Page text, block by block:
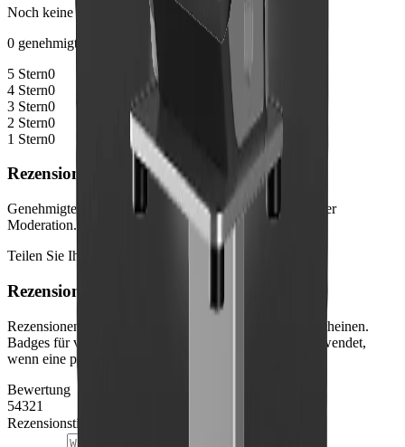
Noch keine Bewertungen
0 genehmigte Rezensionen
5 Stern0
4 Stern0
3 Stern0
2 Stern0
1 Stern0
Rezensionen sind noch nicht verfügbar
Genehmigte Kundenrezensionen erscheinen hier nach der
Moderation.
Teilen Sie Ihre Erfahrung
Rezension schreiben
Rezensionen werden moderiert, bevor sie öffentlich erscheinen.
Badges für verifizierte Käufe werden automatisch angewendet,
wenn eine passende Bestellung gefunden wird.
Bewertung
54321
Rezensionstitel